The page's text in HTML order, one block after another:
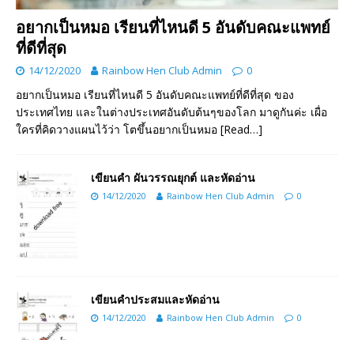
อยากเป็นหมอ เรียนที่ไหนดี 5 อันดับคณะแพทย์
ที่ดีที่สุด
14/12/2020 Rainbow Hen Club Admin 0
อยากเป็นหมอ เรียนที่ไหนดี 5 อันดับคณะแพทย์ที่ดีที่สุด ของ
ประเทศไทย และในต่างประเทศอันดับต้นๆของโลก มาดูกันค่ะ เผื่อ
ใครที่คิดวางแผนไว้ว่า โตขึ้นอยากเป็นหมอ [Read…]
เขียนคำ ผันวรรณยุกต์ และหัดอ่าน
14/12/2020 Rainbow Hen Club Admin 0
เขียนคำประสมและหัดอ่าน
14/12/2020 Rainbow Hen Club Admin 0